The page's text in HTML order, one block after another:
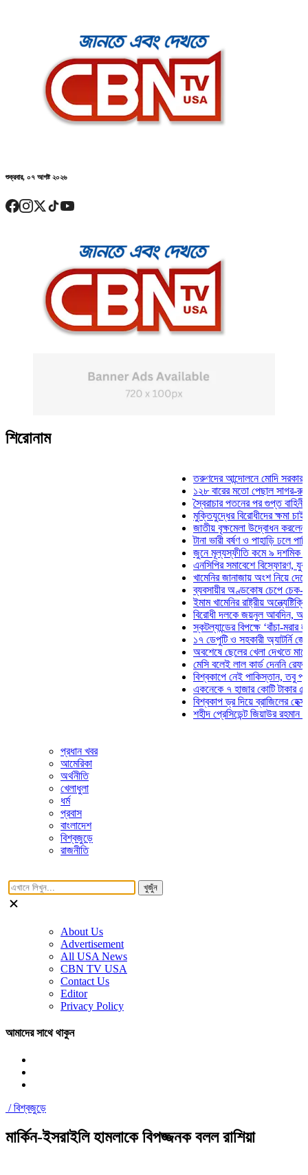
শুক্রবার, ০৭ আগষ্ট ২০২৬
শিরোনাম
তরুণদের আন্দোলনে মোদি সরকার দুর্বল
১২৮ বারের মতো পেছাল সাগর-রুনি
স্বৈরাচার পতনের পর গুপ্ত বাহিনীর
মুক্তিযুদ্ধের বিরোধীদের ক্ষমা চাইতে
জাতীয় বৃক্ষমেলা উদ্বোধন করলেন
টানা ভারী বর্ষণ ও পাহাড়ি ঢলে পানিবন্দি
জুনে মূল্যস্ফীতি কমে ৯ দশমিক ১৬
এনসিপির সমাবেশে বিস্ফোরণ, যুবলীগের
খামেনির জানাজায় অংশ নিয়ে দেশে
ব্যবসায়ীর অণ্ডকোষ চেপে চেক-
ইমাম খামেনির রাষ্ট্রীয়
বিরোধী দলকে জয়নুল আবদিন, আপনারা
স্কটল্যান্ডের বিপক্ষে ‘বাঁচা-মরার
১৭ ডেপুটি ও সহকারী অ্যাটর্নি
অবশেষে ছেলের খেলা দেখতে মাঠে
মেসি বলেই লাল কার্ড দেননি রেফারি!
বিশ্বকাপে নেই পাকিস্তান, তবু প্রতিটি
একনেকে ৭ হাজার কোটি টাকার ৫
বিশ্বকাপ ড্র দিয়ে ব্রাজিলের হেক্সা
শহীদ প্রেসিডেন্ট জিয়াউর রহমান
প্রধান খবর
আমেরিকা
অর্থনীতি
খেলাধুলা
ধর্ম
প্রবাস
বাংলাদেশ
বিশ্বজুড়ে
রাজনীতি
খুজুঁন
About Us
Advertisement
All USA News
CBN TV USA
Contact Us
Editor
Privacy Policy
আমাদের সাথে থাকুন
/বিশ্বজুড়ে
মার্কিন-ইসরাইলি হামলাকে বিপজ্জনক বলল রাশিয়া